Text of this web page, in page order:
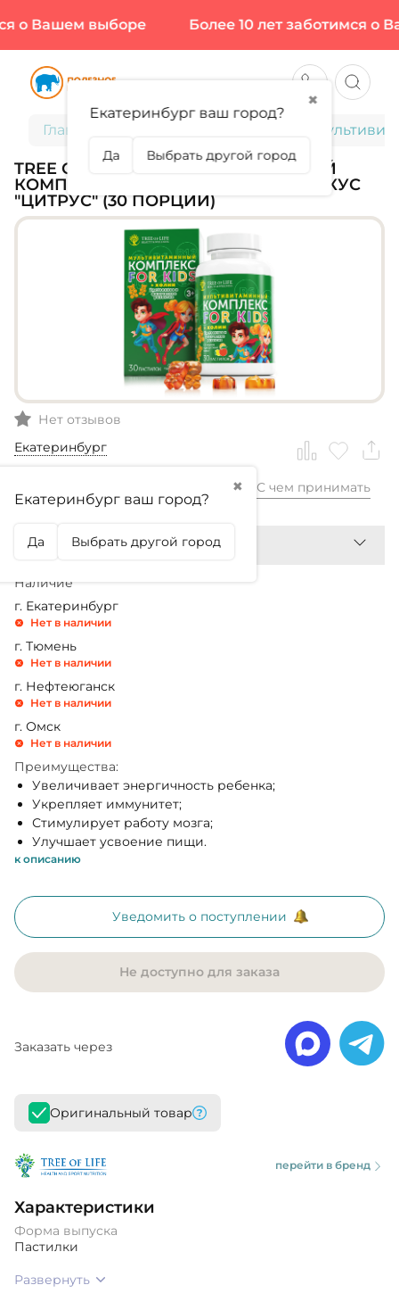
о Вашем выборе Более 10 лет заботимся о
Главная TREE OF LIFE,
TREE OF LIFE, МУЛЬТИВИТАМИННЫЙ
КОМПЛЕКС С ХОЛИНОМ, 30 КАПС, ВКУС
"ЦИТРУС" (30 ПОРЦИЙ)
Нет отзывов
Екатеринбург
✖
Екатеринбург ваш город?
Да Выбрать другой город
699,99₽ С чем принимать
Наличие
г. Екатеринбург
Нет в наличии
г. Тюмень
Нет в наличии
г. Нефтеюганск
Нет в наличии
г. Омск
Нет в наличии
Преимущества:
Увеличивает энергичность ребенка;
Укрепляет иммунитет;
Стимулирует работу мозга;
Улучшает усвоение пищи.
к описанию
Уведомить о поступлении
Не доступно для заказа
Заказать через
Оригинальный товар
перейти в бренд
Характеристики
Форма выпуска
Пастилки
Развернуть
✖
Екатеринбург ваш город?
Да Выбрать другой город